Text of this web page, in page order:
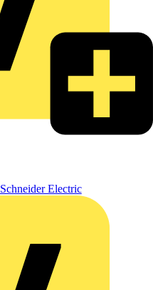
Schneider Electric